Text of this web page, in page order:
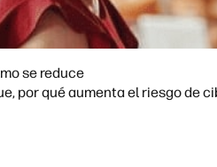
se reduce
por qué aumenta el riesgo de